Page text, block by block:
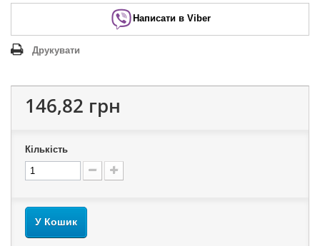
Написати в Viber
Друкувати
146,82 грн
Кількість
У Кошик